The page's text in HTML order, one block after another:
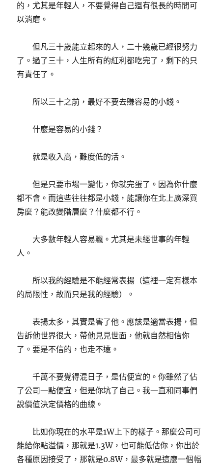
的，尤其是年輕人，不要覺得自己還有很長的時間可
以消磨。
但凡三十歲能立起來的人，二十幾歲已經很努力
了。過了三十，人生所有的紅利都吃完了，剩下的只
有責任了。
所以三十之前，最好不要去賺容易的小錢。
什麼是容易的小錢？
就是收入高，難度低的活。
但是只要市場一變化，你就完蛋了。因為你什麼
都不會。而這些往往都是小錢，能讓你在北上廣深買
房麼？能改變階層麼？什麼都不行。
大多數年輕人容易飄。尤其是未經世事的年輕
人。
所以我的經驗是不能經常表揚（這裡一定有樣本
的局限性，故而只是我的經驗）。
表揚太多，其實是害了他。應該是適當表揚，但
告訴他世界很大，帶他見見世面，他就自然相信你
了。要是不信的，也走不遠。
千萬不要覺得混日子，是佔便宜的。你雖然了佔
了公司一點便宜，但是你坑了自己。我一直和同事們
說價值決定價格的曲線。
比如你現在的水平是1W上下的樣子。那麼公司可
能給你點溢價，那就是1.3W，也可能低估你，你出於
各種原因接受了，那就是0.8W，最多就是這麼一個幅